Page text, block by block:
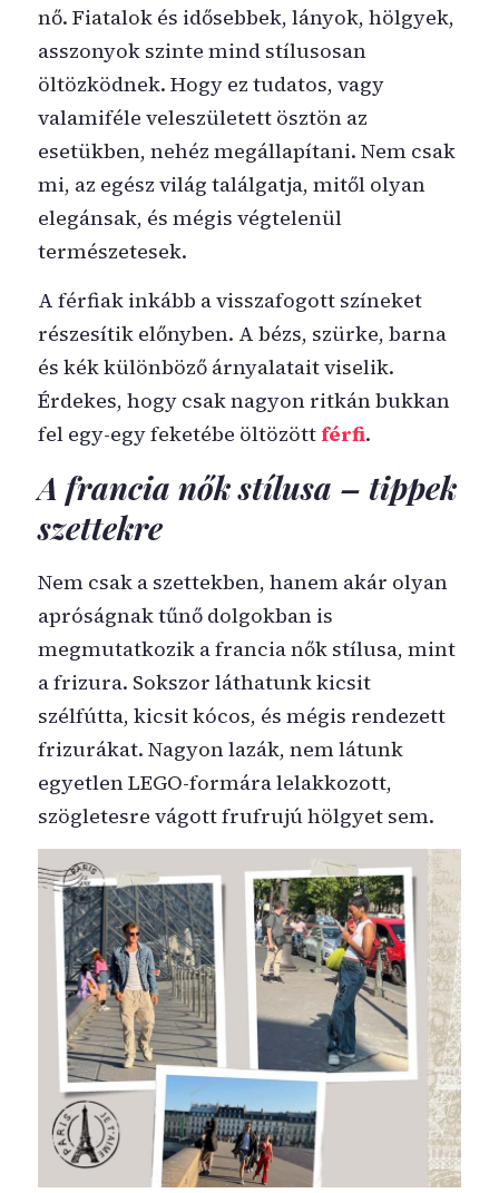
nő. Fiatalok és idősebbek, lányok, hölgyek,
asszonyok szinte mind stílusosan
öltözködnek. Hogy ez tudatos, vagy
valamiféle veleszületett ösztön az
esetükben, nehéz megállapítani. Nem csak
mi, az egész világ találgatja, mitől olyan
elegánsak, és mégis végtelenül
természetesek.
A férfiak inkább a visszafogott színeket
részesítik előnyben. A bézs, szürke, barna
és kék különböző árnyalatait viselik.
Érdekes, hogy csak nagyon ritkán bukkan
fel egy-egy feketébe öltözöttférfi.
A francia nők stílusa – tippek
szettekre
Nem csak a szettekben, hanem akár olyan
apróságnak tűnő dolgokban is
megmutatkozik a francia nők stílusa, mint
a frizura. Sokszor láthatunk kicsit
szélfútta, kicsit kócos, és mégis rendezett
frizurákat. Nagyon lazák, nem látunk
egyetlen LEGO-formára lelakkozott,
szögletesre vágott frufrujú hölgyet sem.